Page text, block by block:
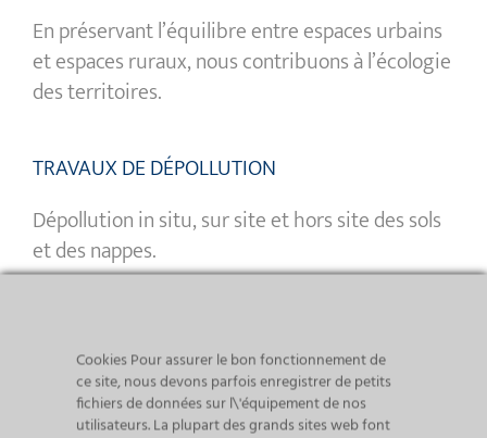
En préservant l’équilibre entre espaces urbains
et espaces ruraux, nous contribuons à l’écologie
des territoires.
TRAVAUX DE DÉPOLLUTION
Dépollution in situ, sur site et hors site des sols
et des nappes.
Monitoring, traitement des eaux, gestion des
déblais.
Cookies Pour assurer le bon fonctionnement de
ce site, nous devons parfois enregistrer de petits
fichiers de données sur l\'équipement de nos
utilisateurs. La plupart des grands sites web font